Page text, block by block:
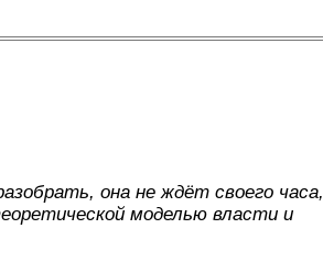
она не ждёт своего часа,
моделью власти и